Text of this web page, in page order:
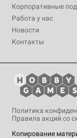
Корпоративные
Работа у нас
Новости
Контакты
Копирование
Политика
Правила акций со